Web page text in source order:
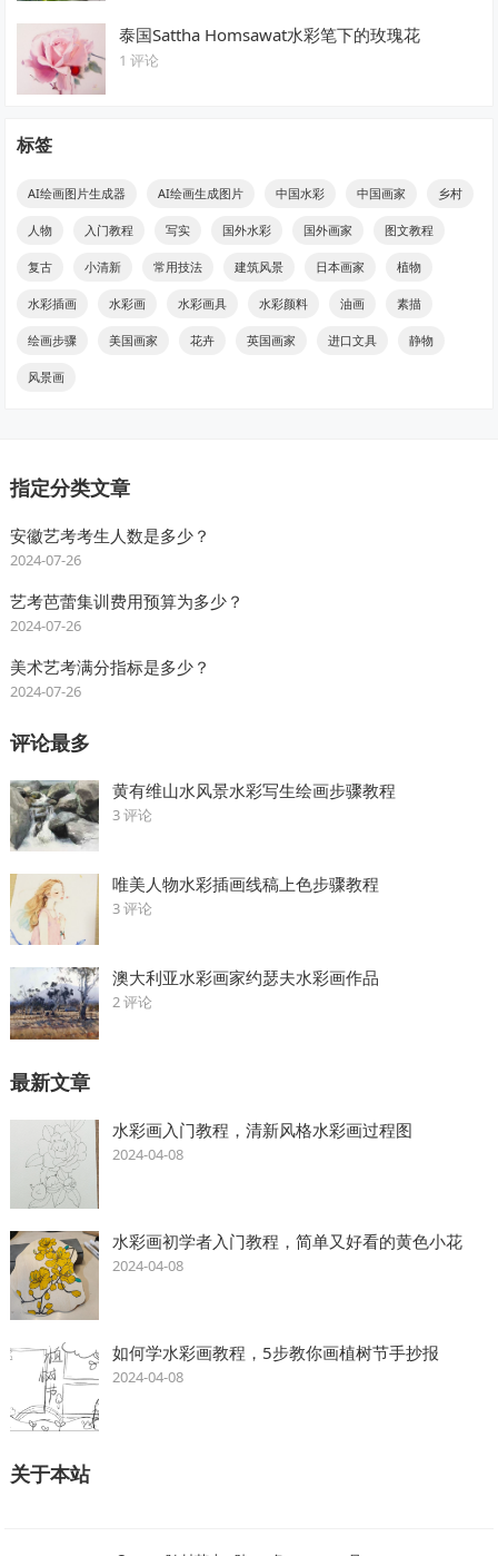
泰国Sattha Homsawat水彩笔下的玫瑰花
1 评论
标签
AI绘画图片生成器 AI绘画生成图片 中国水彩 中国画家 乡村
人物 入门教程 写实 国外水彩 国外画家 图文教程
复古 小清新 常用技法 建筑风景 日本画家 植物
水彩插画 水彩画 水彩画具 水彩颜料 油画 素描
绘画步骤 美国画家 花卉 英国画家 进口文具 静物
风景画
指定分类文章
安徽艺考考生人数是多少？
2024-07-26
艺考芭蕾集训费用预算为多少？
2024-07-26
美术艺考满分指标是多少？
2024-07-26
评论最多
黄有维山水风景水彩写生绘画步骤教程
3 评论
唯美人物水彩插画线稿上色步骤教程
3 评论
澳大利亚水彩画家约瑟夫水彩画作品
2 评论
最新文章
水彩画入门教程，清新风格水彩画过程图
2024-04-08
水彩画初学者入门教程，简单又好看的黄色小花
2024-04-08
如何学水彩画教程，5步教你画植树节手抄报
2024-04-08
关于本站